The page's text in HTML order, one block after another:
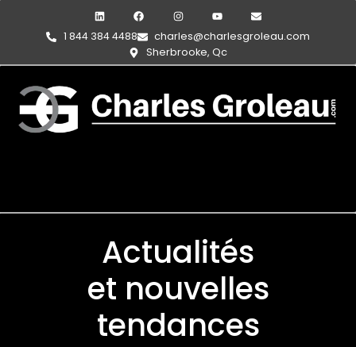
1 844 384 4488
charles@charlesgroleau.com
Sherbrooke, Qc
Actualités
et nouvelles
tendances